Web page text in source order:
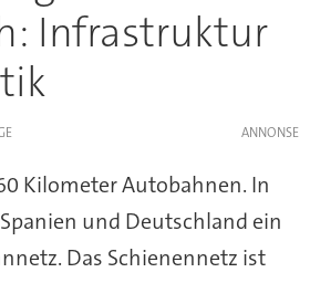
Infrastruktur
Kilometer Autobahnen. In
und Deutschland ein
Das Schienennetz ist